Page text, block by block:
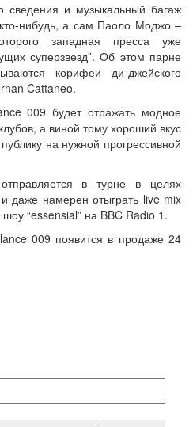
сведения и музыкальный багаж
нибудь, а сам Паоло Моджо –
западная пресса уже
суперзвезд”. Об этом парне
корифеи ди-джейского
Cattaneo.
009 будет отражать модное
а виной тому хороший вкус
на нужной прогрессивной
в турне в целях
даже намерен отыграть live mix
“essensial” на BBC Radio 1.
009 появится в продаже 24